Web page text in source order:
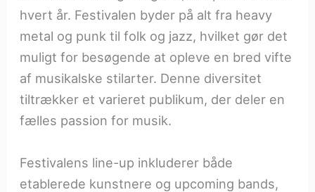
hvert år. Festivalen byder på alt fra heavy
metal og punk til folk og jazz, hvilket gør det
muligt for besøgende at opleve en bred vifte
af musikalske stilarter. Denne diversitet
tiltrækker et varieret publikum, der deler en
fælles passion for musik.
Festivalens line-up inkluderer både
etablerede kunstnere og upcoming bands,